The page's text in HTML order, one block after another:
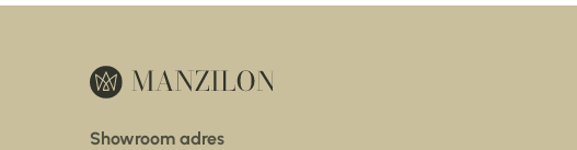
Showroom adres